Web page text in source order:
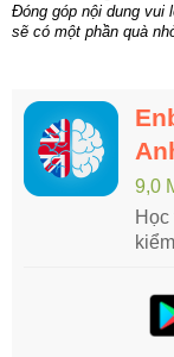
Đóng góp nội dung vui
sẽ có một phần quà
9,0